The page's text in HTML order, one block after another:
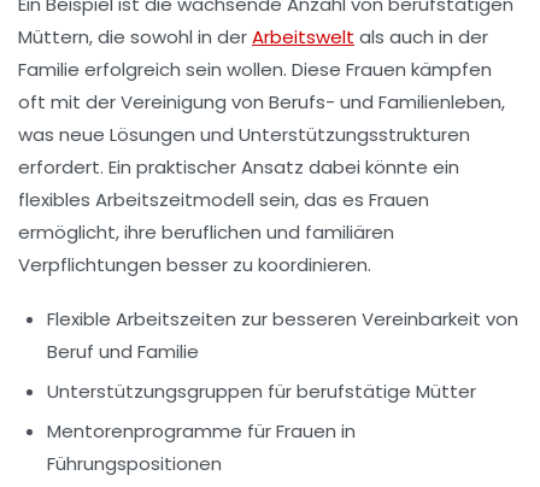
Müttern, die sowohl in derArbeitswelt als auch in der
Familie erfolgreich sein wollen. Diese Frauen kämpfen
oft mit derVereinigung von Berufs- und Familienleben,
was neue Lösungen und Unterstützungsstrukturen
erfordert. Ein praktischer Ansatz dabei könnte ein
flexibles Arbeitszeitmodell sein, das es Frauen
ermöglicht, ihre beruflichen und familiären
Verpflichtungen besser zu koordinieren.
Flexible Arbeitszeiten zur besseren Vereinbarkeit von
Beruf und Familie
Unterstützungsgruppen für berufstätige Mütter
Mentorenprogramme für Frauen in
Führungspositionen